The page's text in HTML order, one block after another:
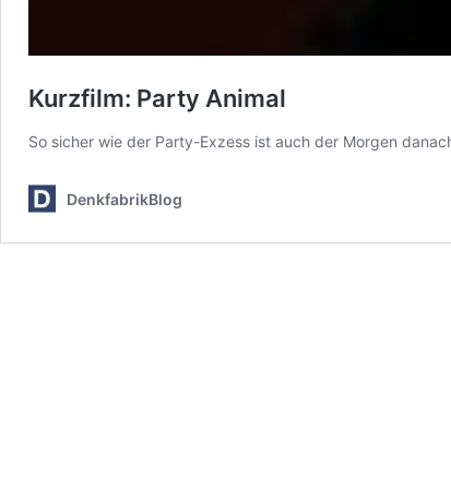
Kurzfilm: Party Animal
So sicher wie der Party-Exzess ist auch der Morgen
DenkfabrikBlog